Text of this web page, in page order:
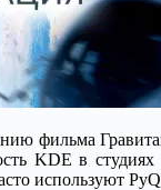
фильма
KDE в
используют